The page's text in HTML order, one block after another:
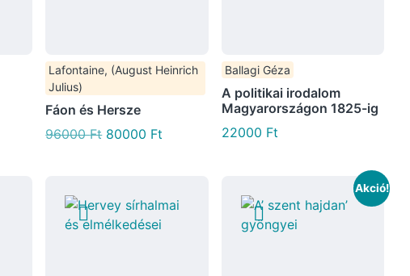
Lafontaine, (August Heinrich
Julius)
Fáon és Hersze
96000Ft 80000 Ft
Ballagi Géza
A politikai irodalom
Magyarországon 1825-ig
22000 Ft
Akció!